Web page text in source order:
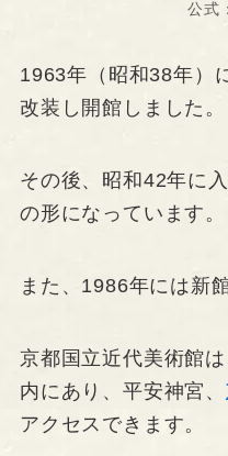
公式
1963年（昭和38年）
改装し開館しました。
その後、昭和42年に
の形になっています。
また、1986年には新
京都国立近代美術館
内にあり、平安神宮、
アクセスできます。